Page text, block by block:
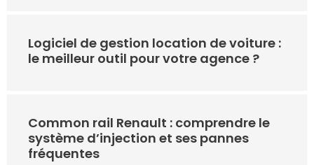
Logiciel de gestion location de voiture :
le meilleur outil pour votre agence ?
Common rail Renault : comprendre le
système d’injection et ses pannes
fréquentes